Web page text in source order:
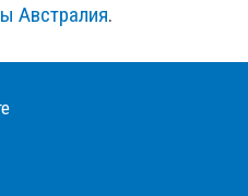
Австралия.